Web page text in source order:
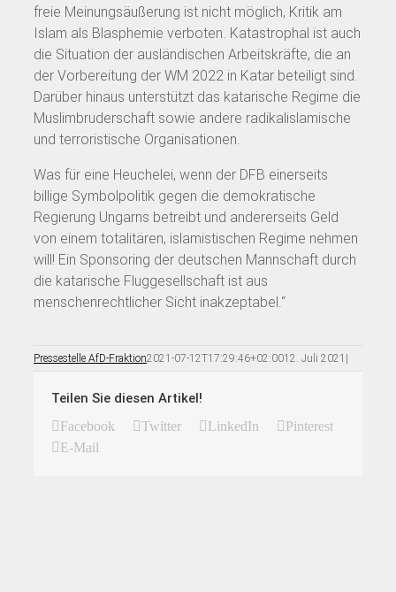
freie Meinungsäußerung ist nicht möglich, Kritik am
Islam als Blasphemie verboten. Katastrophal ist auch
die Situation der ausländischen Arbeitskräfte, die an
der Vorbereitung der WM 2022 in Katar beteiligt sind.
Darüber hinaus unterstützt das katarische Regime die
Muslimbruderschaft sowie andere radikalislamische
und terroristische Organisationen.
Was für eine Heuchelei, wenn der DFB einerseits
billige Symbolpolitik gegen die demokratische
Regierung Ungarns betreibt und andererseits Geld
von einem totalitären, islamistischen Regime nehmen
will! Ein Sponsoring der deutschen Mannschaft durch
die katarische Fluggesellschaft ist aus
menschenrechtlicher Sicht inakzeptabel.“
Pressestelle AfD-Fraktion2021-07-12T17:29:46+02:0012. Juli 2021 |
Teilen Sie diesen Artikel!
Facebook Twitter LinkedIn
Pinterest
E-Mail